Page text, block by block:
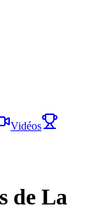
Vidéos
de La